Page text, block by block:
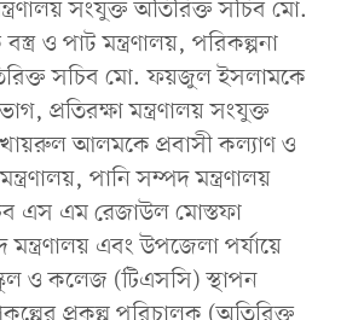
সংযুক্ত অতিরিক্ত সচিব মো.
ও পাট মন্ত্রণালয়, পরিকল্পনা
সচিব মো. ফয়জুল ইসলামকে
প্রতিরক্ষা মন্ত্রণালয় সংযুক্ত
আলমকে প্রবাসী কল্যাণ ও
পানি সম্পদ মন্ত্রণালয়
এস এম রেজাউল মোস্তফা
এবং উপজেলা পর্যায়ে
ও কলেজ (টিএসসি) স্থাপন